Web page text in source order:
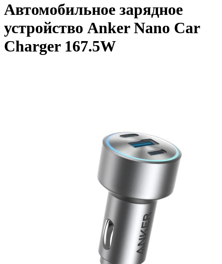
Автомобильное зарядное
устройство Anker Nano Car
Charger 167.5W